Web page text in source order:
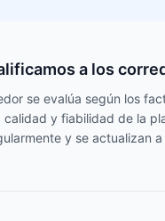
a los
se evalúa según los
calidad y fiabilidad de la
y se actualizan